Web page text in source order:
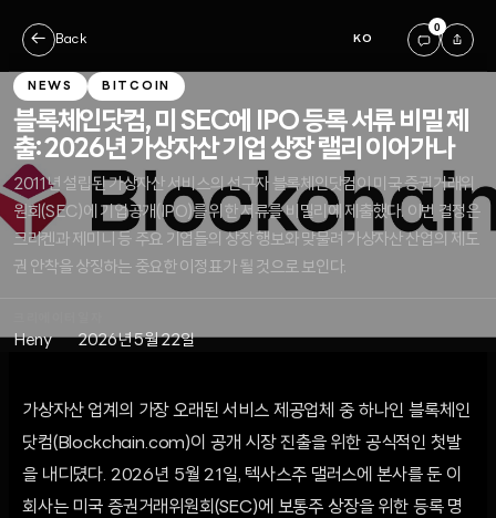
← Back KO
0
NEWS BITCOIN
블록체인닷컴, 미 SEC에 IPO 등록 서류 비밀 제
출: 2026년 가상자산 기업 상장 랠리 이어가나
2011년 설립된 가상자산 서비스의 선구자 블록체인닷컴이 미국 증권거래위
원회(SEC)에 기업공개(IPO)를 위한 서류를 비밀리에 제출했다. 이번 결정은
크라켄과 제미니 등 주요 기업들의 상장 행보와 맞물려 가상자산 산업의 제도
권 안착을 상징하는 중요한 이정표가 될 것으로 보인다.
Heny 2026년 5월 22일
가상자산 업계의 가장 오래된 서비스 제공업체 중 하나인 블록체인
닷컴(Blockchain.com)이 공개 시장 진출을 위한 공식적인 첫발
을 내디뎠다. 2026년 5월 21일, 텍사스주 댈러스에 본사를 둔 이
회사는 미국 증권거래위원회(SEC)에 보통주 상장을 위한 등록 명